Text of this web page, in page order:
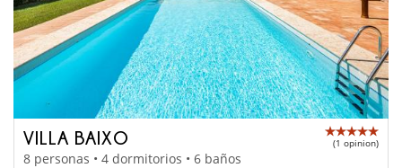
VILLA BAIXO (1 opinion)
8 personas • 4 dormitorios • 6 baños